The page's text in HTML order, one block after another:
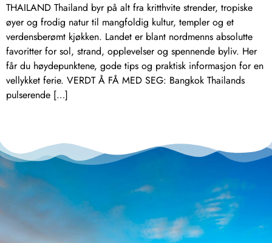
THAILAND Thailand byr på alt fra kritthvite strender, tropiske
øyer og frodig natur til mangfoldig kultur, templer og et
verdensberømt kjøkken. Landet er blant nordmenns absolutte
favoritter for sol, strand, opplevelser og spennende byliv. Her
får du høydepunktene, gode tips og praktisk informasjon for en
vellykket ferie. VERDT Å FÅ MED SEG: Bangkok Thailands
pulserende […]